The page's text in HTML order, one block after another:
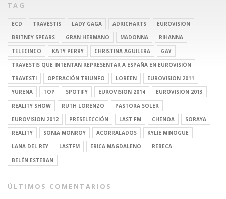
TAG
ECD TRAVESTIS LADY GAGA ADRICHARTS
EUROVISION
BRITNEY SPEARS
GRAN HERMANO MADONNA
RIHANNA
TELECINCO
KATY PERRY CHRISTINA AGUILERA
GAY
TRAVESTIS QUE INTENTAN REPRESENTAR A ESPAÑA EN EUROVISIÓN
TRAVESTI
OPERACIÓN TRIUNFO LOREEN
EUROVISION 2011
YURENA
TOP SPOTIFY EUROVISION 2014
EUROVISION 2013
REALITY SHOW
RUTH LORENZO
PASTORA SOLER
EUROVISION 2012
PRESELECCIÓN LAST FM CHENOA
SORAYA
REALITY
SONIA MONROY ACORRALADOS
KYLIE MINOGUE
LANA DEL REY
LASTFM ERICA MAGDALENO
REBECA
BELÉN ESTEBAN
ÚLTIMOS COMENTARIOS